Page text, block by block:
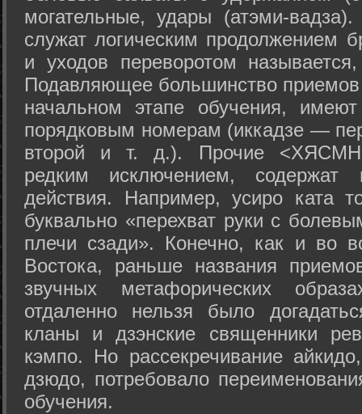
могательные, удары (атэми-
служат логическим продолжением
и уходов переворотом
Подавляющее большинство
начальном этапе обучения,
порядковым номерам (иккадзе —
второй и т. д.). Прочие
редким исключением, содержат
действия. Например, усиро ката
буквально «перехват руки с
плечи сзади». Конечно, как и во
Востока, раньше названия
звучных метафорических
отдаленно нельзя было
кланы и дзэнские священники
кэмпо. Но рассекречивание
дзюдо, потребовало
обучения.